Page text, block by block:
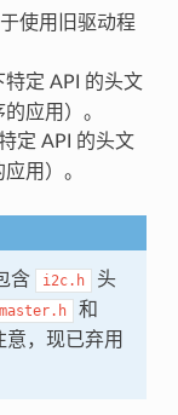
使用旧驱动程
特定 API 的头文
应用）。
定 API 的头文
用）。
含 i2c.h
头
和
，现已弃用